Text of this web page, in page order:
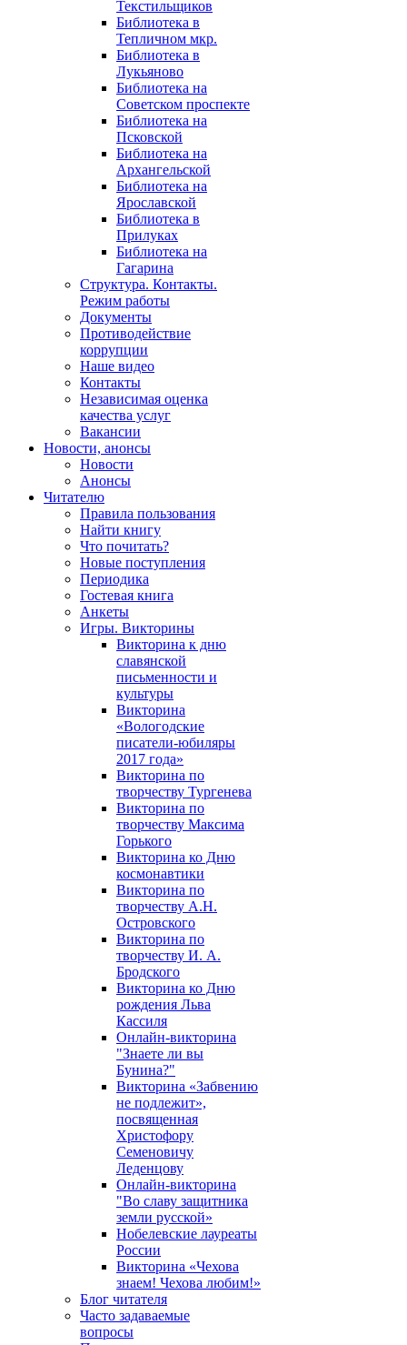
Текстильщиков
Библиотека в
Тепличном мкр.
Библиотека в
Лукьяново
Библиотека на
Советском проспекте
Библиотека на
Псковской
Библиотека на
Архангельской
Библиотека на
Ярославской
Библиотека в
Прилуках
Библиотека на
Гагарина
Структура. Контакты.
Режим работы
Документы
Противодействие
коррупции
Наше видео
Контакты
Независимая оценка
качества услуг
Вакансии
Новости, анонсы
Новости
Анонсы
Читателю
Правила пользования
Найти книгу
Что почитать?
Новые поступления
Периодика
Гостевая книга
Анкеты
Игры. Викторины
Викторина к дню
славянской
письменности и
культуры
Викторина
«Вологодские
писатели-юбиляры
2017 года»
Викторина по
творчеству Тургенева
Викторина по
творчеству Максима
Горького
Викторина ко Дню
космонавтики
Викторина по
творчеству А.Н.
Островского
Викторина по
творчеству И. А.
Бродского
Викторина ко Дню
рождения Льва
Кассиля
Онлайн-викторина
"Знаете ли вы
Бунина?"
Викторина «Забвению
не подлежит»,
посвященная
Христофору
Семеновичу
Леденцову
Онлайн-викторина
"Во славу защитника
земли русской»
Нобелевские лауреаты
России
Викторина «Чехова
знаем! Чехова любим!»
Блог читателя
Часто задаваемые
вопросы